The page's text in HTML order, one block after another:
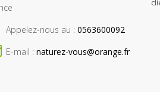
Appelez-nous au : 0563600092
E-mail : naturez-vous@orange.fr